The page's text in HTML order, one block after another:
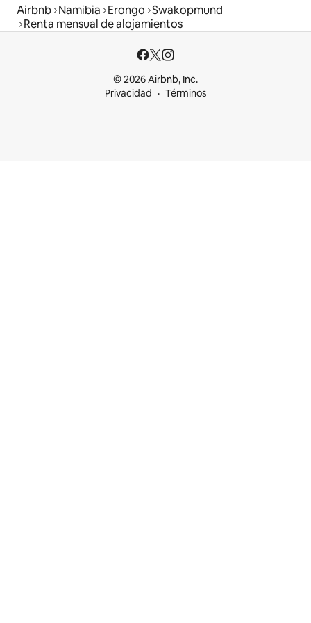
Airbnb Namibia Erongo Swakopmund
Renta mensual de alojamientos
© 2026 Airbnb, Inc.
Privacidad
Términos